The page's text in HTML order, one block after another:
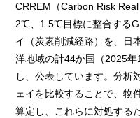
CRREM（Carbon Risk
2℃、1.5℃目標に整合する
イ（炭素削減経路）を、日
洋地域の計44か国（2025
し、公表しています。分析
ェイを比較することで、物
算定し、これらに対処する